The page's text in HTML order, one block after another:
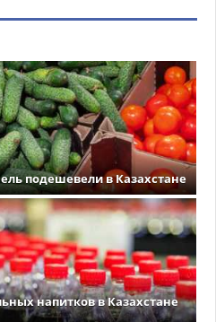
подешевели в Казахстане
напитков в Казахстане